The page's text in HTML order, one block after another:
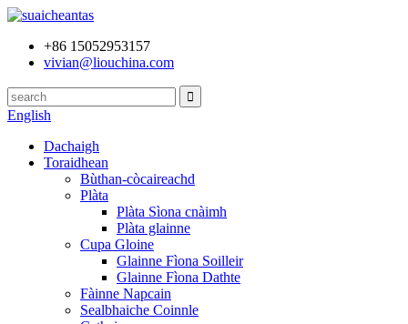
+86 15052953157
vivian@liouchina.com
English
Dachaigh
Toraidhean
Bùthan-còcaireachd
Plàta
Plàta Sìona cnàimh
Plàta glainne
Cupa Gloine
Glainne Fìona Soilleir
Glainne Fìona Dathte
Fàinne Napcain
Sealbhaiche Coinnle